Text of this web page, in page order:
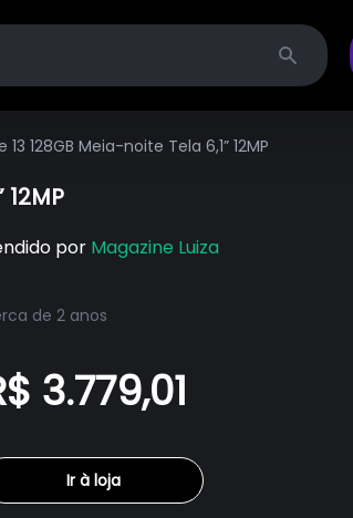
Search
128GB Meia-noite Tela 6,1” 12MP
por Magazine Luiza
de 2 anos
3.779,01
Ir à loja